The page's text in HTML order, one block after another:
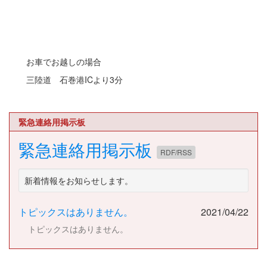
お車でお越しの場合
三陸道 石巻港ICより3分
緊急連絡用掲示板
緊急連絡用掲示板 RDF/RSS
新着情報をお知らせします。
トピックスはありません。 2021/04/22
トピックスはありません。